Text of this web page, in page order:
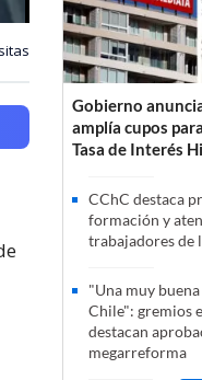
Gobierno
amplía cupos
Tasa de Interés
CChC destaca
formación y
trabajadores de
"Una muy
Chile": gremios
destacan
megarreforma